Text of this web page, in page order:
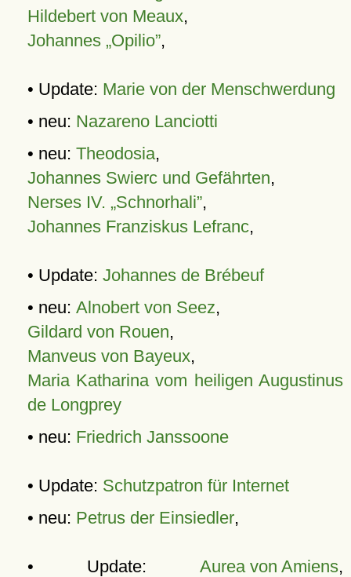
Hildebert von Meaux,
Johannes „Opilio”,
• Update: Marie von der Menschwerdung
• neu: Nazareno Lanciotti
• neu: Theodosia,
Johannes Swierc und Gefährten,
Nerses IV. „Schnorhali”,
Johannes Franziskus Lefranc,
• Update: Johannes de Brébeuf
• neu: Alnobert von Seez,
Gildard von Rouen,
Manveus von Bayeux,
Maria Katharina vom heiligen Augustinus
de Longprey
• neu: Friedrich Janssoone
• Update: Schutzpatron für Internet
• neu: Petrus der Einsiedler,
• Update: Aurea von Amiens,